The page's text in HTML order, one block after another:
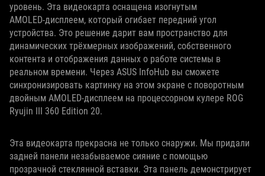
уровень. Эта видеокарта оснащена изогнутым
AMOLED‑дисплеем, который огибает передний угол
устройства. Это решение дарит вам пространство для
динамических трёхмерных изображений, собственного
контента и отображения данных о работе системы в
реальном времени. Через ASUS InfoHub вы сможете
синхронизировать картинку на этом экране с поворотным
двойным AMOLED-дисплеем на процессорном кулере ROG
Ryujin III 360 Edition 20.
Эта видеокарта прекрасна не только снаружи. Мы придали
задней панели незабываемое сияние с помощью
прозрачной стеклянной вставки. Эта панель демонстрирует